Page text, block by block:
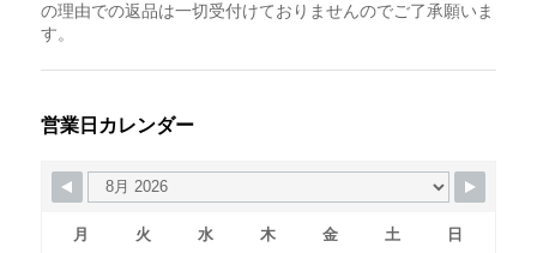
の理由での返品は一切受付けておりませんのでご了承願いま
す。
営業日カレンダー
月 火 水 木 金 土 日